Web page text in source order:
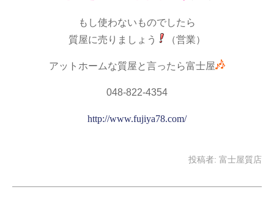
もし使わないものでしたら
質屋に売りましょう
（営業）
アットホームな質屋と言ったら富士屋
048-822-4354
http://www.fujiya78.com/
投稿者: 富士屋質店